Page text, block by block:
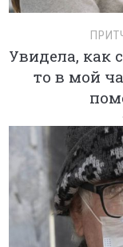
Увидела, как
то в мой